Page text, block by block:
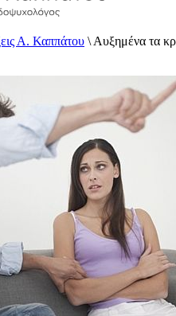
–
Α. Καππάτου \ Αυξημένα τα